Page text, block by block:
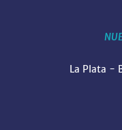
La Plata -